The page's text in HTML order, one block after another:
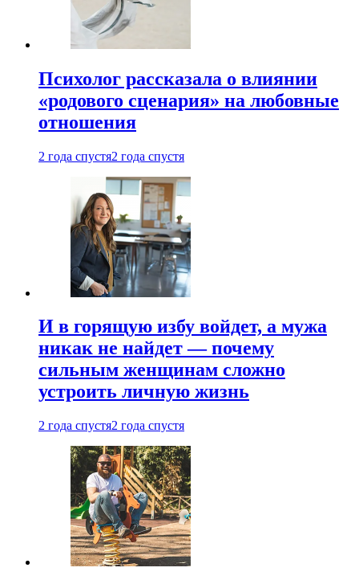
Психолог рассказала о влиянии
«родового сценария» на любовные
отношения
2 года спустя2 года спустя
И в горящую избу войдет, а мужа
никак не найдет — почему
сильным женщинам сложно
устроить личную жизнь
2 года спустя2 года спустя